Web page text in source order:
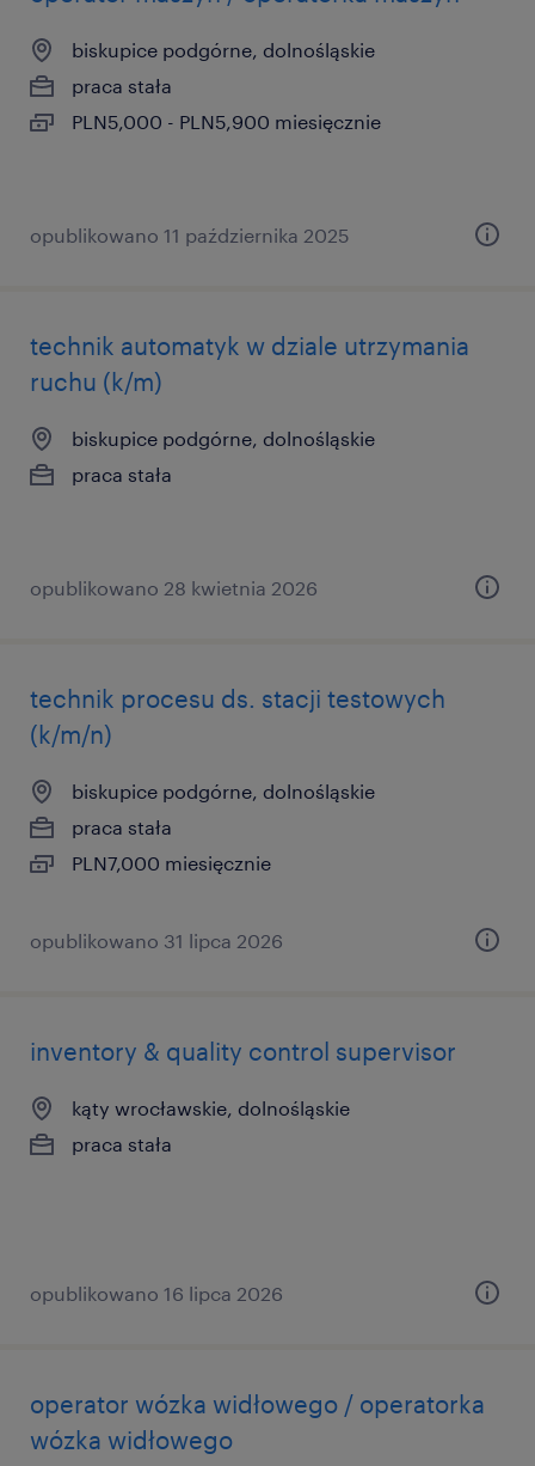
biskupice podgórne, dolnośląskie
praca stała
PLN5,000 - PLN5,900 miesięcznie
opublikowano 11 października 2025
technik automatyk w dziale utrzymania
ruchu (k/m)
biskupice podgórne, dolnośląskie
praca stała
opublikowano 28 kwietnia 2026
technik procesu ds. stacji testowych
(k/m/n)
biskupice podgórne, dolnośląskie
praca stała
PLN7,000 miesięcznie
opublikowano 31 lipca 2026
inventory & quality control supervisor
kąty wrocławskie, dolnośląskie
praca stała
opublikowano 16 lipca 2026
operator wózka widłowego / operatorka
wózka widłowego